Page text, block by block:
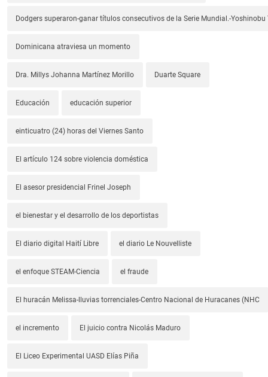
Dodgers superaron-ganar títulos consecutivos de la Serie Mundial.-
Dominicana atraviesa un momento
Dra. Millys Johanna Martínez Morillo Duarte Square
Educación educación superior
einticuatro (24) horas del Viernes Santo
El artículo 124 sobre violencia doméstica
El asesor presidencial Frinel Joseph
el bienestar y el desarrollo de los deportistas
El diario digital Haití Libre el diario Le Nouvelliste
el enfoque STEAM-Ciencia el fraude
El huracán Melissa-lluvias torrenciales-Centro Nacional de Huracanes (NHC
el incremento El juicio contra Nicolás Maduro
El Liceo Experimental UASD Elías Piña